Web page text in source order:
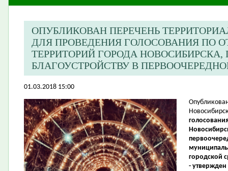
ОПУБЛИКОВАН ПЕРЕЧЕНЬ
ДЛЯ ПРОВЕДЕНИЯ ГОЛОСОВАНИЯ ПО
ТЕРРИТОРИЙ ГОРОДА
БЛАГОУСТРОЙСТВУ В
01.03.2018 15:00
городской
-